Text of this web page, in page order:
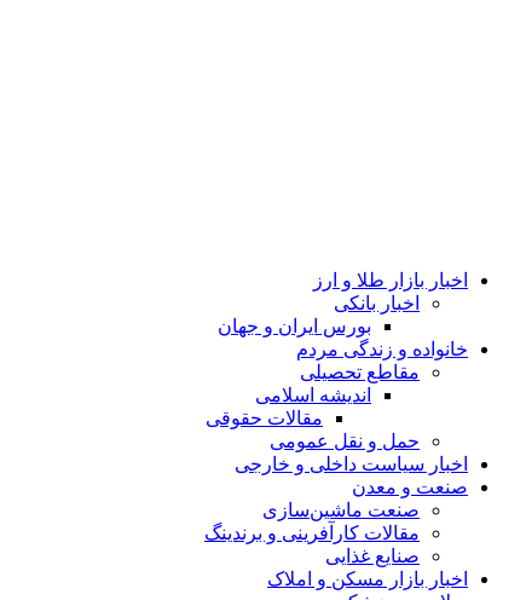
اخبار بازار طلا و ارز
اخبار بانکی
بورس ایران و جهان
خانواده و زندگی مردم
مقاطع تحصیلی
اندیشه اسلامی
مقالات حقوقی
حمل و نقل عمومی
اخبار سیاست داخلی و خارجی
صنعت و معدن
صنعت ماشین‌سازی
مقالات کارآفرینی و برندینگ
صنایع غذایی
اخبار بازار مسکن و املاک